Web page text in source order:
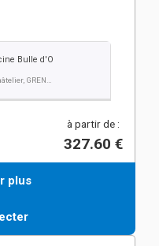
Bulle d'O
à partir de :
327.60 €
plus